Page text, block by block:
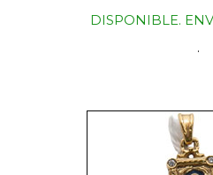
DISPONIBLE.
.